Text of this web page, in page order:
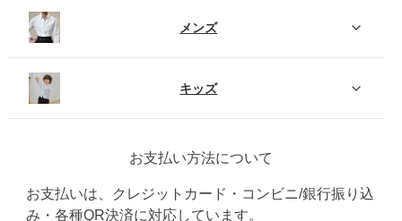
メンズ
キッズ
お支払い方法について
お支払いは、クレジットカード・コンビニ/銀行振り込
み・各種QR決済に対応しています。